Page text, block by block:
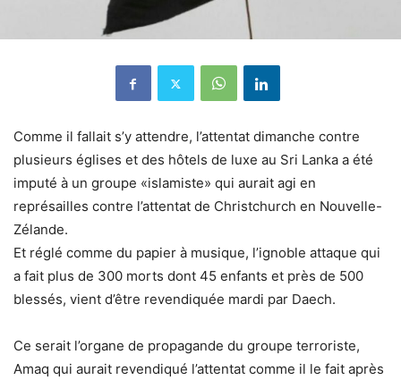
Comme il fallait s’y attendre, l’attentat dimanche contre
plusieurs églises et des hôtels de luxe au Sri Lanka a été
imputé à un groupe «islamiste» qui aurait agi en
représailles contre l’attentat de Christchurch en Nouvelle-
Zélande.
Et réglé comme du papier à musique, l’ignoble attaque qui
a fait plus de 300 morts dont 45 enfants et près de 500
blessés, vient d’être revendiquée mardi par Daech.
Ce serait l’organe de propagande du groupe terroriste,
Amaq qui aurait revendiqué l’attentat comme il le fait après